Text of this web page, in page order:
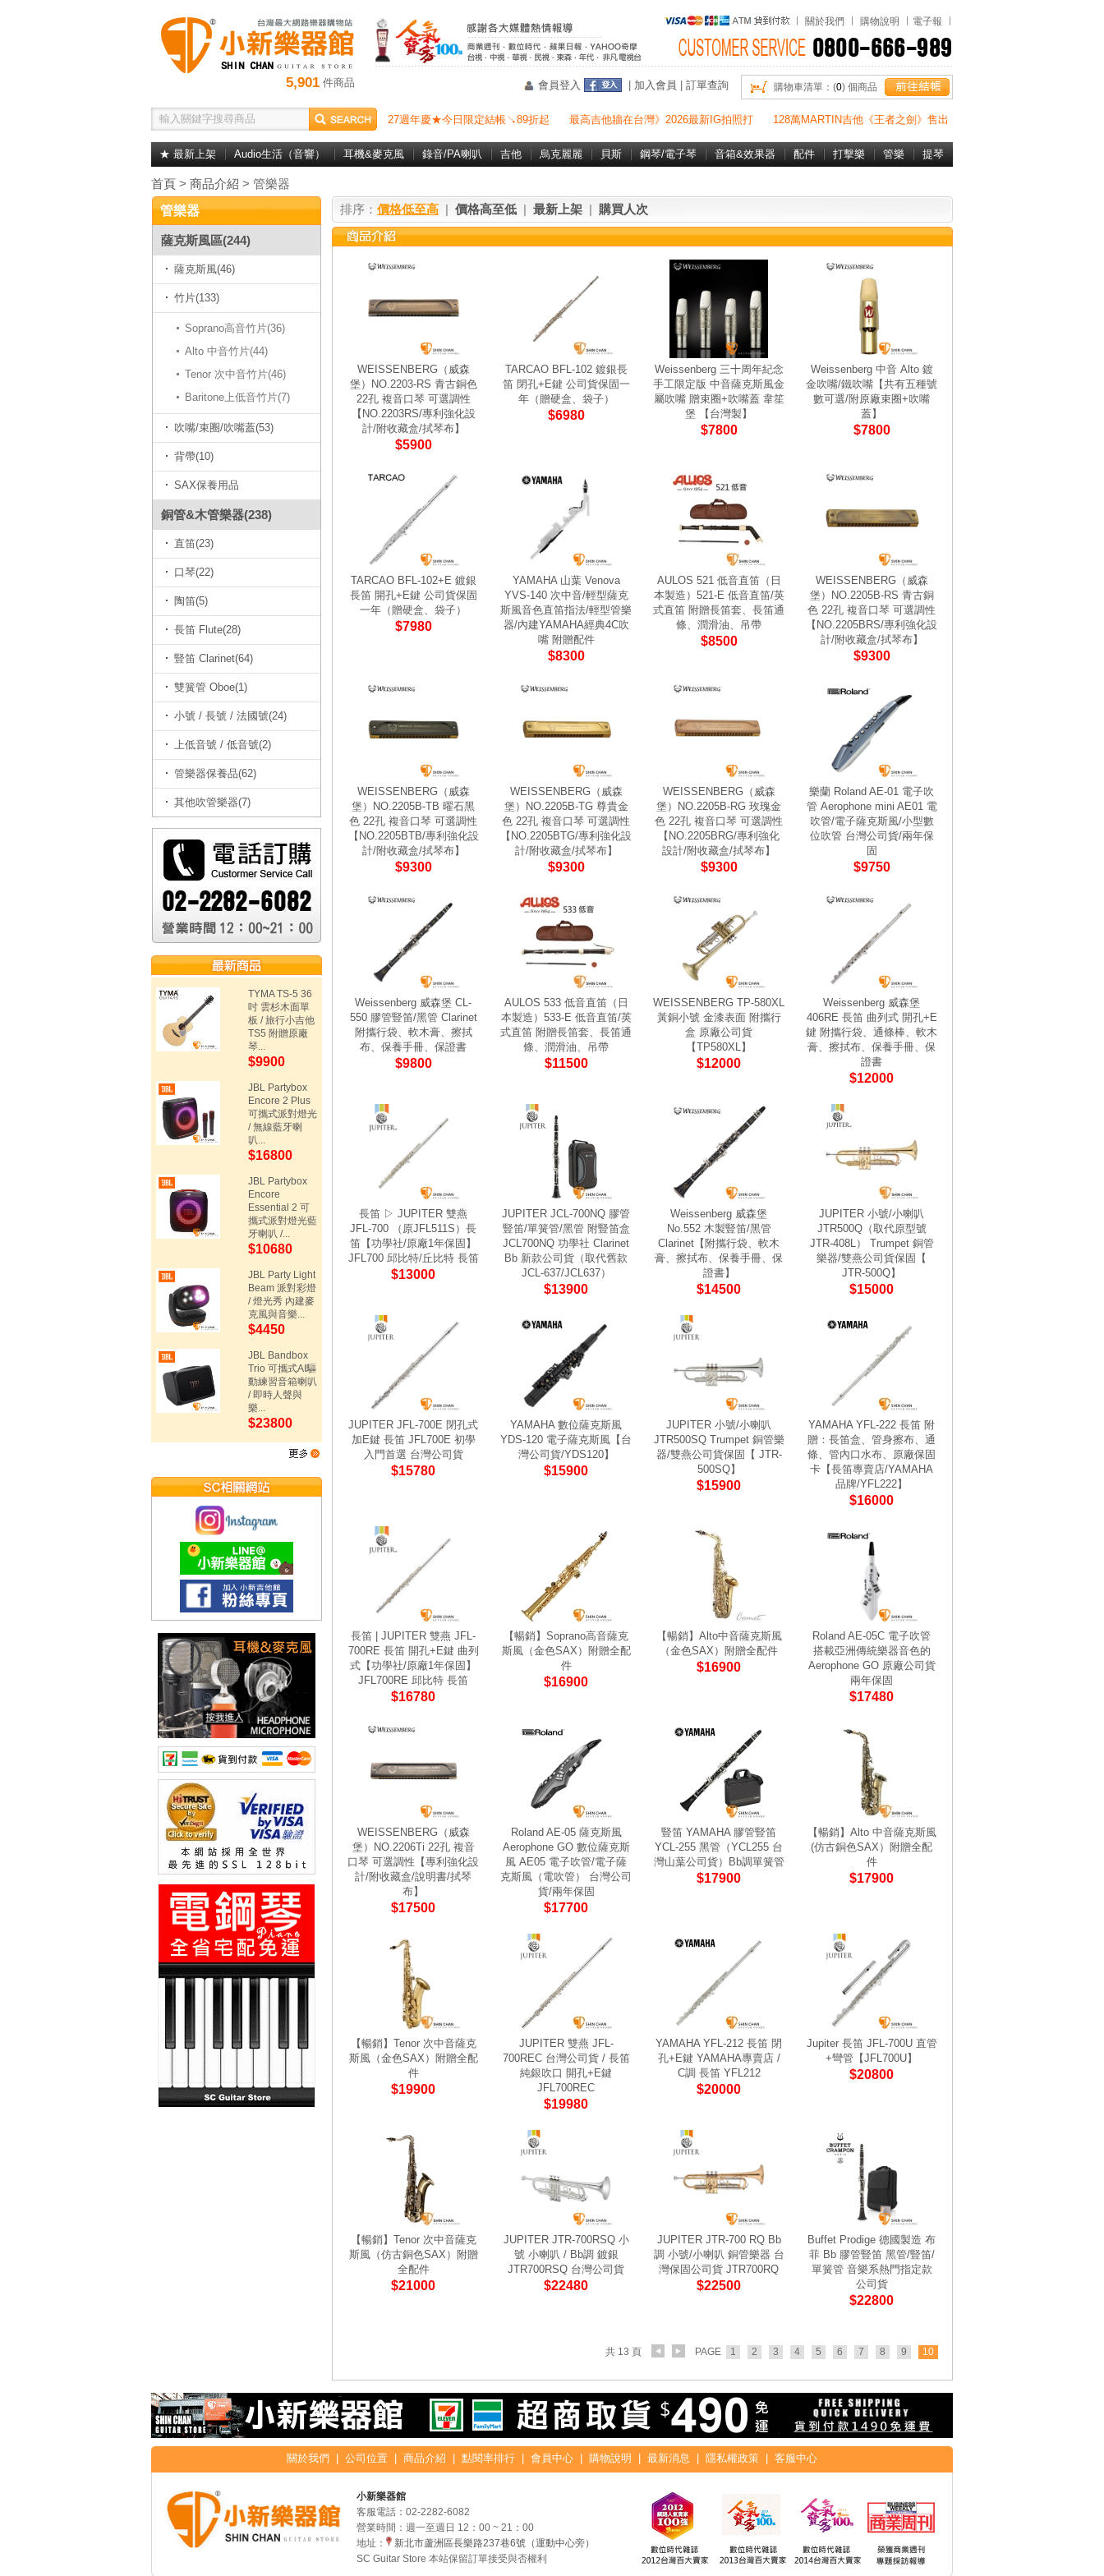
5,901 件商品
關於我們 購物說明 電子報
購物車清單：(0) 個商品
會員登入 加入會員 訂單查詢
27週年慶★今日限定結帳↘89折起 最高吉他牆在台灣》2026最新IG拍照打 128萬MARTIN吉他《王者之劍》售出
★ 最新上架 Audio生活（音響） 耳機&麥克風 錄音/PA喇叭 吉他 烏克麗麗 貝斯 鋼琴/電子琴 音箱&效果器 配件 打擊樂 管樂 提琴
首頁 > 商品介紹 > 管樂器
管樂器
薩克斯風區(244)
薩克斯風(46)
竹片(133)
Soprano高音竹片(36)
Alto 中音竹片(44)
Tenor 次中音竹片(46)
Baritone上低音竹片(7)
吹嘴/束圈/吹嘴蓋(53)
背帶(10)
SAX保養用品
銅管&木管樂器(238)
直笛(23)
口琴(22)
陶笛(5)
長笛 Flute(28)
豎笛 Clarinet(64)
雙簧管 Oboe(1)
小號 / 長號 / 法國號(24)
上低音號 / 低音號(2)
管樂器保養品(62)
其他吹管樂器(7)
TYMA TS-5 36
吋 雲杉木面單
板 / 旅行小吉他
TS5 附贈原廠
琴...
$9900
JBL Partybox
Encore 2 Plus
可攜式派對燈光
/ 無線藍牙喇
叭...
$16800
JBL Partybox
Encore
Essential 2 可
攜式派對燈光藍
牙喇叭 /...
$10680
JBL Party Light
Beam 派對彩燈
/ 燈光秀 內建麥
克風與音樂...
$4450
JBL Bandbox
Trio 可攜式AI驅
動練習音箱喇叭
/ 即時人聲與
樂...
$23800
排序： 價格低至高 | 價格高至低 | 最新上架 | 購買人次
WEISSENBERG（威森
堡）NO.2203-RS 青古銅色
22孔 複音口琴 可選調性
【NO.2203RS/專利強化設
計/附收藏盒/拭琴布】
$5900
TARCAO BFL-102 鍍銀長
笛 閉孔+E鍵 公司貨保固一
年（贈硬盒、袋子）
$6980
Weissenberg 三十周年紀念
手工限定版 中音薩克斯風金
屬吹嘴 贈束圈+吹嘴蓋 韋笙
堡 【台灣製】
$7800
Weissenberg 中音 Alto 鍍
金吹嘴/鐵吹嘴【共有五種號
數可選/附原廠束圈+吹嘴
蓋】
$7800
TARCAO BFL-102+E 鍍銀
長笛 開孔+E鍵 公司貨保固
一年（贈硬盒、袋子）
$7980
YAMAHA 山葉 Venova
YVS-140 次中音/輕型薩克
斯風音色直笛指法/輕型管樂
器/內建YAMAHA經典4C吹
嘴 附贈配件
$8300
AULOS 521 低音直笛（日
本製造）521-E 低音直笛/英
式直笛 附贈長笛套、長笛通
條、潤滑油、吊帶
$8500
WEISSENBERG（威森
堡）NO.2205B-RS 青古銅
色 22孔 複音口琴 可選調性
【NO.2205BRS/專利強化設
計/附收藏盒/拭琴布】
$9300
WEISSENBERG（威森
堡）NO.2205B-TB 曜石黑
色 22孔 複音口琴 可選調性
【NO.2205BTB/專利強化設
計/附收藏盒/拭琴布】
$9300
WEISSENBERG（威森
堡）NO.2205B-TG 尊貴金
色 22孔 複音口琴 可選調性
【NO.2205BTG/專利強化設
計/附收藏盒/拭琴布】
$9300
WEISSENBERG（威森
堡）NO.2205B-RG 玫瑰金
色 22孔 複音口琴 可選調性
【NO.2205BRG/專利強化
設計/附收藏盒/拭琴布】
$9300
樂蘭 Roland AE-01 電子吹
管 Aerophone mini AE01 電
吹管/電子薩克斯風/小型數
位吹管 台灣公司貨/兩年保
固
$9750
Weissenberg 威森堡 CL-
550 膠管豎笛/黑管 Clarinet
附攜行袋、軟木膏、擦拭
布、保養手冊、保證書
$9800
AULOS 533 低音直笛（日
本製造）533-E 低音直笛/英
式直笛 附贈長笛套、長笛通
條、潤滑油、吊帶
$11500
WEISSENBERG TP-580XL
黃銅小號 金漆表面 附攜行
盒 原廠公司貨
【TP580XL】
$12000
Weissenberg 威森堡
406RE 長笛 曲列式 開孔+E
鍵 附攜行袋、通條棒、軟木
膏、擦拭布、保養手冊、保
證書
$12000
長笛 ▷ JUPITER 雙燕
JFL-700 （原JFL511S）長
笛【功學社/原廠1年保固】
JFL700 邱比特/丘比特 長笛
$13000
JUPITER JCL-700NQ 膠管
豎笛/單簧管/黑管 附豎笛盒
JCL700NQ 功學社 Clarinet
Bb 新款公司貨（取代舊款
JCL-637/JCL637）
$13900
Weissenberg 威森堡
No.552 木製豎笛/黑管
Clarinet【附攜行袋、軟木
膏、擦拭布、保養手冊、保
證書】
$14500
JUPITER 小號/小喇叭
JTR500Q（取代原型號
JTR-408L） Trumpet 銅管
樂器/雙燕公司貨保固【
JTR-500Q】
$15000
JUPITER JFL-700E 閉孔式
加E鍵 長笛 JFL700E 初學
入門首選 台灣公司貨
$15780
YAMAHA 數位薩克斯風
YDS-120 電子薩克斯風【台
灣公司貨/YDS120】
$15900
JUPITER 小號/小喇叭
JTR500SQ Trumpet 銅管樂
器/雙燕公司貨保固【 JTR-
500SQ】
$15900
YAMAHA YFL-222 長笛 附
贈：長笛盒、管身擦布、通
條、管內口水布、原廠保固
卡【長笛專賣店/YAMAHA
品牌/YFL222】
$16000
長笛 | JUPITER 雙燕 JFL-
700RE 長笛 開孔+E鍵 曲列
式【功學社/原廠1年保固】
JFL700RE 邱比特 長笛
$16780
【暢銷】Soprano高音薩克
斯風（金色SAX）附贈全配
件
$16900
【暢銷】Alto中音薩克斯風
（金色SAX）附贈全配件
$16900
Roland AE-05C 電子吹管
搭載亞洲傳統樂器音色的
Aerophone GO 原廠公司貨
兩年保固
$17480
WEISSENBERG（威森
堡）NO.2206Ti 22孔 複音
口琴 可選調性【專利強化設
計/附收藏盒/說明書/拭琴
布】
$17500
Roland AE-05 薩克斯風
Aerophone GO 數位薩克斯
風 AE05 電子吹管/電子薩
克斯風（電吹管） 台灣公司
貨/兩年保固
$17700
豎笛 YAMAHA 膠管豎笛
YCL-255 黑管（YCL255 台
灣山葉公司貨）Bb調單簧管
$17900
【暢銷】Alto 中音薩克斯風
(仿古銅色SAX）附贈全配
件
$17900
【暢銷】Tenor 次中音薩克
斯風（金色SAX）附贈全配
件
$19900
JUPITER 雙燕 JFL-
700REC 台灣公司貨 / 長笛
純銀吹口 開孔+E鍵
JFL700REC
$19980
YAMAHA YFL-212 長笛 閉
孔+E鍵 YAMAHA專賣店 /
C調 長笛 YFL212
$20000
Jupiter 長笛 JFL-700U 直管
+彎管【JFL700U】
$20800
【暢銷】Tenor 次中音薩克
斯風（仿古銅色SAX）附贈
全配件
$21000
JUPITER JTR-700RSQ 小
號 小喇叭 / Bb調 鍍銀
JTR700RSQ 台灣公司貨
$22480
JUPITER JTR-700 RQ Bb
調 小號/小喇叭 銅管樂器 台
灣保固公司貨 JTR700RQ
$22500
Buffet Prodige 德國製造 布
菲 Bb 膠管豎笛 黑管/豎笛/
單簧管 音樂系熱門指定款
公司貨
$22800
共 13 頁 PAGE 1 2 3 4 5 6 7 8 9 10
關於我們 公司位置 商品介紹 點閱率排行 會員中心 購物說明 最新消息 隱私權政策 客服中心
小新樂器館
客服電話： 02-2282-6082
營業時間：週一至週日 12：00 ~ 21：00
地址：
新北市蘆洲區長樂路237巷6號（運動中心旁）
SC Guitar Store 本站保留訂單接受與否權利